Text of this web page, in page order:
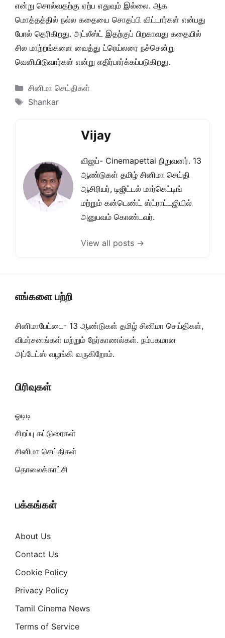
என்று சொல்வதற்கு ஏற்ப எதுவும் இல்லை. ஆக
மொத்தத்தில் நல்ல கதையை சொதப்பி விட்டார்கள் என்பது
போல் தெரிகிறது. அட்லீஸ்ட் இதற்குப் பிறகாவது கதையில்
சில மாற்றங்களை வைத்து ட்ரெய்லரை நச்சென்று
வெளியிடுவார்கள் என்று எதிர்பார்க்கப்படுகிறது.
Categories
சினிமா செய்திகள்
Tags
Shankar
Vijay
விஜய்- Cinemapettai நிறுவனர். 13
ஆண்டுகள் தமிழ் சினிமா செய்தி
ஆசிரியர், டிஜிட்டல் மார்கெட்டிங்
மற்றும் கன்டெண்ட் ஸ்ட்ராட்டஜியில்
அனுபவம் கொண்டவர்.
View all posts →
எங்களை பற்றி
சினிமாபேட்டை- 13 ஆண்டுகள் தமிழ் சினிமா செய்திகள்,
விமர்சனங்கள் மற்றும் நேர்காணல்கள். நம்பகமான
அப்டேட்ஸ் வழங்கி வருகிறோம்.
பிரிவுகள்
ஓடிடி
சிறப்பு கட்டுரைகள்
சினிமா செய்திகள்
தொலைக்காட்சி
பக்கங்கள்
About Us
Contact Us
Cookie Policy
Privacy Policy
Tamil Cinema News
Terms of Service